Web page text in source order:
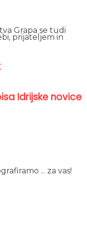
Grapa se tudi
prijateljem in
Idrijske novice
... za vas!